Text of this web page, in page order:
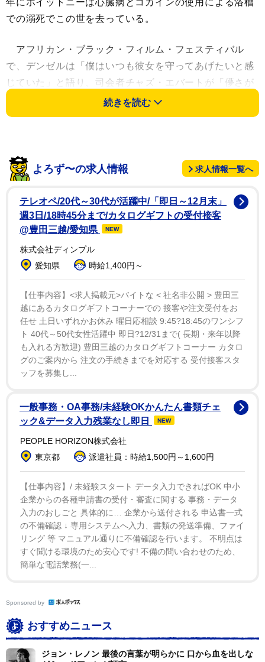
年にホイットニーは心臓病とコカインの使用による浴槽
での溺死でこの世を去っている。
アフリカン・ブラック・フィルム・フェスティバル
で、デンゼルは「僕はいつも彼女を守ってあげたいと感
じていた」と語り、司会者チャズ・エバートが「儚さが
見えていたんですね」と付け加えると、デンゼルは「彼
女は強くタフでありたがっていたけど、本当はそうじゃ
１９４７年の映画『気まぐれ天使』のリメイクであっ
た同映画には、コートニー・Ｂ・ヴァンス、ジェニファ
ー・ルイス、グレゴリー・ハインズ、ロレッタ・デヴァ
イン、ライオネル・リッチーほか、ホイットニーの母シ
シーさんも出演していた。
ホイットニーは出演者の何人かと親しくなったと言わ
演じたコートニーは、「ホイットニーのことが大好きだ
った。彼女の夫役を演じるなんて、最高に嬉しくショッ
キングなことだった」「僕の人生のターニングポイント
だったし、ホイットニーはその大きな大きな一部だっ
た」「僕たちは一緒に撮影現場にいて、お互いを尊重し
合っていた」「でも、彼女の人生に何が起こっていたの
の葬儀の際は精神的に打ちのめされていたため参列でき
なかったと明かした。
心臓発作とコカインの使用が合わさった浴槽での溺死
により死亡したホイットニーだが、検死の報告書による
と、歯が11本失われ、眉毛の大部分が抜け落ちていたそ
うだ。アシスタント、熱いお湯の中に沈むホイットニー
を発見、関係者らによると、その温度は66度にも及び、
約33センチも焼けるほどだったという。報告書にはホイ
ットニーが背中に重度の火傷を負い、足の皮膚は剥離を
起こしていたと記されている。また、左ひじの内側には
いたそうだ。そして地毛にはかつらが縫い込まれ、検視
官によると、ホイットニーの眉毛はまばらだったもの
の、かつらの下には黒い巻き毛が豊かに生えており、禿
げた部分はなかったという。
続きを読む
よろず〜の求人情報 求人情報一覧へ
テレオペ/20代～30代が活躍中/「即日～12月末」
週3日/18時45分まで/カタログギフトの受付接客
@豊田三越/愛知県
NEW
株式会社ディンプル
愛知県
時給1,400円～
【仕事内容】<求人掲載元>バイトな < 社名非公開 > 豊田三
越にあるカタログギフトコーナーでの 接客や注文受付をお
任せ 土日いずれかお休み 曜日応相談 9:45?18:45のワンシフ
ト 40代～50代女性活躍中 即日?12/31まで( 長期・来年以降
も入れる方歓迎) 豊田三越のカタログギフトコーナー カタロ
グのご案内から 注文の手続きまでを対応する 受付接客スタ
ッフを募集し...
一般事務・OA事務/未経験OKかんたん書類チェ
ック&データ入力残業なし即日
NEW
PEOPLE HORIZON株式会社
東京都
派遣社員：時給1,500円～1,600円
【仕事内容】/ 未経験スタート データ入力できればOK 中小
企業からの各種申請書の受付・審査に関する 事務・データ
入力のおしごと 具体的に… 企業から送付される 申込書一式
の不備確認 ↓ 専用システムへ入力、書類の発送準備、ファイ
リング 等 マニュアル通りに不備確認を行います。 不明点は
すぐ聞ける環境のため安心です! 不備の問い合わせのため、
簡単な電話業務(一...
Sponsored by
おすすめニュース
ジョン・レノン 最後の言葉が明らかに 口から血を出しな